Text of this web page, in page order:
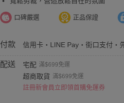
口碑嚴選 正品保證
付款 信用卡・LINE Pay・街口支付・
配送 宅配 滿$699免運
超商取貨 滿$699免運
註冊新會員立即領首購免運券